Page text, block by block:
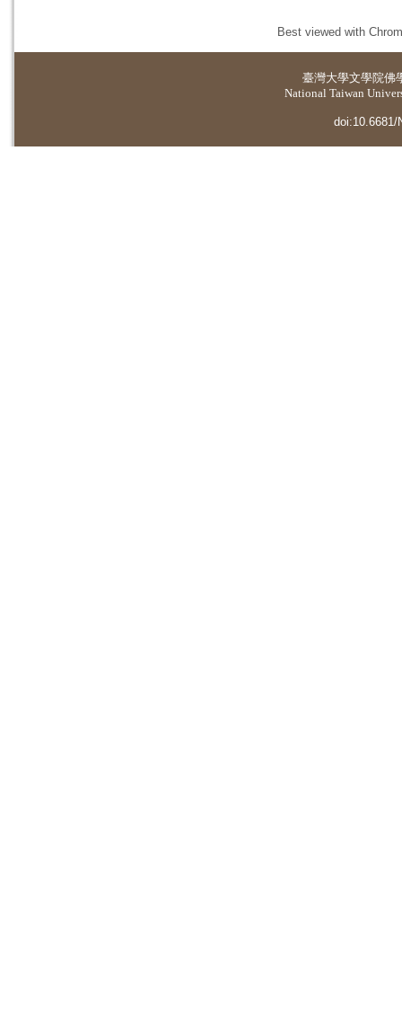
Best viewed with
臺灣大學文學院佛
National Taiwan
doi:10.6681/